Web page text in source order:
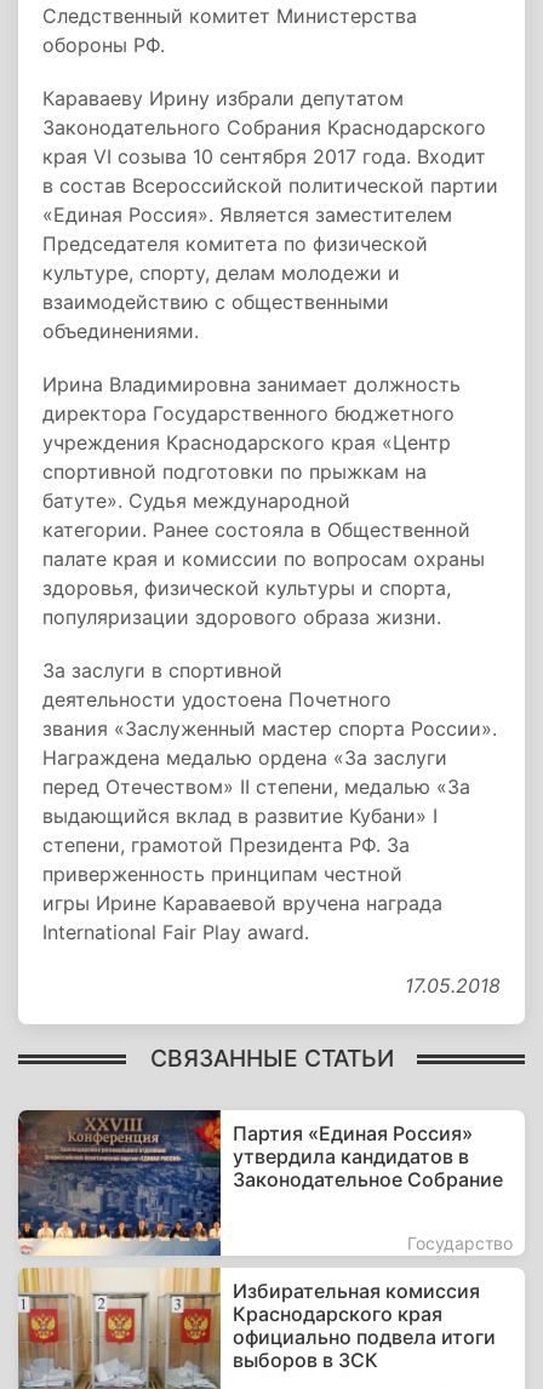
Следственный комитет Министерства
обороны РФ.
Караваеву Ирину избрали депутатом
Законодательного Собрания Краснодарского
края VI созыва 10 сентября 2017 года. Входит
в состав Всероссийской политической партии
«Единая Россия». Является заместителем
Председателя комитета по физической
культуре, спорту, делам молодежи и
взаимодействию с общественными
объединениями.
Ирина Владимировна занимает должность
директора Государственного бюджетного
учреждения Краснодарского края «Центр
спортивной подготовки по прыжкам на
батуте». Судья международной
категории. Ранее состояла в Общественной
палате края и комиссии по вопросам охраны
здоровья, физической культуры и спорта,
популяризации здорового образа жизни.
За заслуги в спортивной
деятельности удостоена Почетного
звания «Заслуженный мастер спорта России».
Награждена медалью ордена «За заслуги
перед Отечеством» II степени, медалью «За
выдающийся вклад в развитие Кубани» I
степени, грамотой Президента РФ. За
приверженность принципам честной
игры Ирине Караваевой вручена награда
International Fair Play award.
17.05.2018
СВЯЗАННЫЕ СТАТЬИ
Партия «Единая Россия»
утвердила кандидатов в
Законодательное Собрание
Государство
Избирательная комиссия
Краснодарского края
официально подвела итоги
выборов в ЗСК